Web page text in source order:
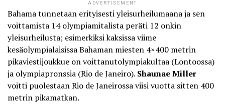
ADVERTISEMENT
Bahama tunnetaan erityisesti yleisurheilumaana ja sen
voittamista 14 olympiamitalista peräti 12 onkin
yleisurheilusta; esimerkiksi kaksissa viime
kesäolympialaisissa Bahaman miesten 4×400 metrin
pikaviestijoukkue on voittanutolympiakultaa (Lontoossa)
ja olympiapronssia (Rio de Janeiro). Shaunae Miller
voitti puolestaan Rio de Janeirossa viisi vuotta sitten 400
metrin pikamatkan.